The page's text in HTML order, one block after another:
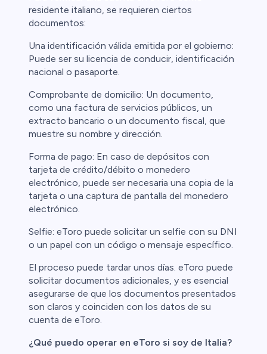
residente italiano, se requieren ciertos
documentos:
Una identificación válida emitida por el gobierno:
Puede ser su licencia de conducir, identificación
nacional o pasaporte.
Comprobante de domicilio: Un documento,
como una factura de servicios públicos, un
extracto bancario o un documento fiscal, que
muestre su nombre y dirección.
Forma de pago: En caso de depósitos con
tarjeta de crédito/débito o monedero
electrónico, puede ser necesaria una copia de la
tarjeta o una captura de pantalla del monedero
electrónico.
Selfie: eToro puede solicitar un selfie con su DNI
o un papel con un código o mensaje específico.
El proceso puede tardar unos días. eToro puede
solicitar documentos adicionales, y es esencial
asegurarse de que los documentos presentados
son claros y coinciden con los datos de su
cuenta de eToro.
¿Qué puedo operar en eToro si soy de Italia?